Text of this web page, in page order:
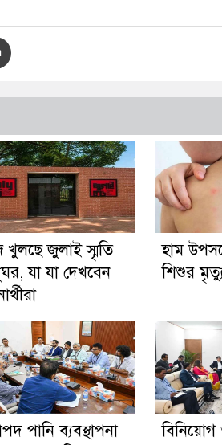
জুলাই স্মৃতি
যা যা দেখবেন
হাম
শিশুর
পানি ব্যবস্থাপনা
বিনিয়োগ